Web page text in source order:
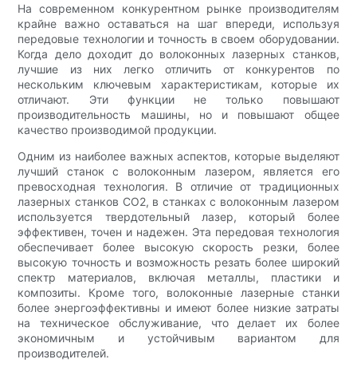
На современном конкурентном рынке производителям
крайне важно оставаться на шаг впереди, используя
передовые технологии и точность в своем оборудовании.
Когда дело доходит до волоконных лазерных станков,
лучшие из них легко отличить от конкурентов по
нескольким ключевым характеристикам, которые их
отличают. Эти функции не только повышают
производительность машины, но и повышают общее
качество производимой продукции.
Одним из наиболее важных аспектов, которые выделяют
лучший станок с волоконным лазером, является его
превосходная технология. В отличие от традиционных
лазерных станков CO2, в станках с волоконным лазером
используется твердотельный лазер, который более
эффективен, точен и надежен. Эта передовая технология
обеспечивает более высокую скорость резки, более
высокую точность и возможность резать более широкий
спектр материалов, включая металлы, пластики и
композиты. Кроме того, волоконные лазерные станки
более энергоэффективны и имеют более низкие затраты
на техническое обслуживание, что делает их более
экономичным и устойчивым вариантом для
производителей.